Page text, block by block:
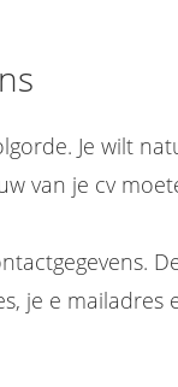
Je wilt
van je cv
je e mailadres